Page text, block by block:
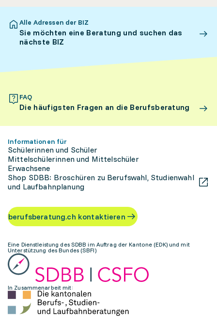
Alle Adressen der BIZ
Sie möchten eine Beratung und suchen das
nächste BIZ
FAQ
Die häufigsten Fragen an die Berufsberatung
Informationen für
Schülerinnen und Schüler
Mittelschülerinnen und Mittelschüler
Erwachsene
Shop SDBB: Broschüren zu Berufswahl, Studienwahl
und Laufbahnplanung
berufsberatung.ch kontaktieren
Eine Dienstleistung des SDBB im Auftrag der Kantone (EDK) und mit
Unterstützung des Bundes (SBFI)
In Zusammenarbeit mit: